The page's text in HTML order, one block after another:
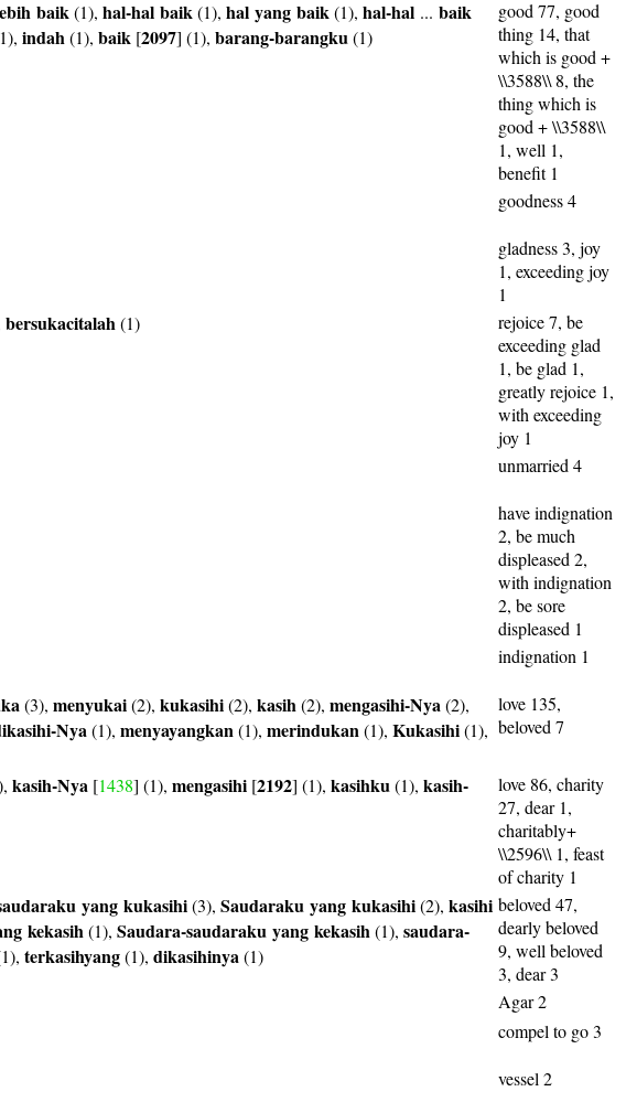
baik(1), hal-hal baik(1), hal yang baik(1), hal-hal ... baik
indah(1), baik [2097] (1), barang-barangku(1)
good 77, good
thing 14, that
which is good +
\\3588\\ 8, the
thing which is
good + \\3588\\
1, well 1,
benefit 1
goodness 4
gladness 3, joy
1, exceeding joy
1
bersukacitalah(1)
rejoice 7, be
exceeding glad
1, be glad 1,
greatly rejoice 1,
with exceeding
joy 1
unmarried 4
have indignation
2, be much
displeased 2,
with indignation
2, be sore
displeased 1
indignation 1
(3), menyukai(2), kukasihi(2), kasih(2), mengasihi-Nya(2),
Nya(1), menyayangkan(1), merindukan(1), Kukasihi(1),
love 135,
beloved 7
kasih-Nya [1438] (1), mengasihi [2192] (1), kasihku(1), kasih-
love 86, charity
27, dear 1,
charitably+
\\2596\\ 1, feast
of charity 1
yang kukasihi(3), Saudaraku yang kukasihi(2), kasihi
kekasih(1), Saudara-saudaraku yang kekasih(1), saudara-
terkasihyang(1), dikasihinya(1)
beloved 47,
dearly beloved
9, well beloved
3, dear 3
Agar 2
compel to go 3
vessel 2